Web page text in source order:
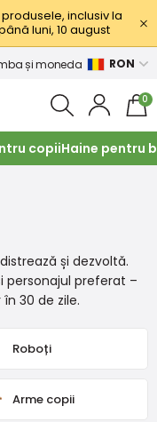
produsele, inclusiv la
luni, 10 august
și moneda RON
0
copiiHaine pentru
și dezvoltă.
personajul preferat –
30 de zile.
Roboți
Arme copii